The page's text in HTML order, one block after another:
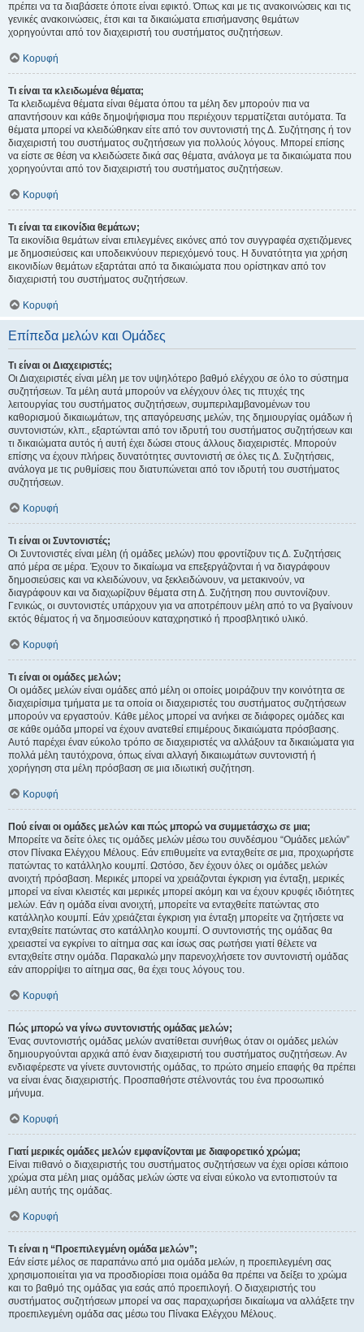
πρέπει να τα διαβάσετε όποτε είναι εφικτό. Όπως και με τις ανακοινώσεις και τις
γενικές ανακοινώσεις, έτσι και τα δικαιώματα επισήμανσης θεμάτων
χορηγούνται από τον διαχειριστή του συστήματος συζητήσεων.
Κορυφή
Τι είναι τα κλειδωμένα θέματα;
Τα κλειδωμένα θέματα είναι θέματα όπου τα μέλη δεν μπορούν πια να
απαντήσουν και κάθε δημοψήφισμα που περιέχουν τερματίζεται αυτόματα. Τα
θέματα μπορεί να κλειδώθηκαν είτε από τον συντονιστή της Δ. Συζήτησης ή τον
διαχειριστή του συστήματος συζητήσεων για πολλούς λόγους. Μπορεί επίσης
να είστε σε θέση να κλειδώσετε δικά σας θέματα, ανάλογα με τα δικαιώματα που
χορηγούνται από τον διαχειριστή του συστήματος συζητήσεων.
Κορυφή
Τι είναι τα εικονίδια θεμάτων;
Τα εικονίδια θεμάτων είναι επιλεγμένες εικόνες από τον συγγραφέα σχετιζόμενες
με δημοσιεύσεις και υποδεικνύουν περιεχόμενό τους. Η δυνατότητα για χρήση
εικονιδίων θεμάτων εξαρτάται από τα δικαιώματα που ορίστηκαν από τον
διαχειριστή του συστήματος συζητήσεων.
Κορυφή
Επίπεδα μελών και Ομάδες
Τι είναι οι Διαχειριστές;
Οι Διαχειριστές είναι μέλη με τον υψηλότερο βαθμό ελέγχου σε όλο το σύστημα
συζητήσεων. Τα μέλη αυτά μπορούν να ελέγχουν όλες τις πτυχές της
λειτουργίας του συστήματος συζητήσεων, συμπεριλαμβανομένων του
καθορισμού δικαιωμάτων, της απαγόρευσης μελών, της δημιουργίας ομάδων ή
συντονιστών, κλπ., εξαρτώνται από τον ιδρυτή του συστήματος συζητήσεων και
τι δικαιώματα αυτός ή αυτή έχει δώσει στους άλλους διαχειριστές. Μπορούν
επίσης να έχουν πλήρεις δυνατότητες συντονιστή σε όλες τις Δ. Συζητήσεις,
ανάλογα με τις ρυθμίσεις που διατυπώνεται από τον ιδρυτή του συστήματος
συζητήσεων.
Κορυφή
Τι είναι οι Συντονιστές;
Οι Συντονιστές είναι μέλη (ή ομάδες μελών) που φροντίζουν τις Δ. Συζητήσεις
από μέρα σε μέρα. Έχουν το δικαίωμα να επεξεργάζονται ή να διαγράφουν
δημοσιεύσεις και να κλειδώνουν, να ξεκλειδώνουν, να μετακινούν, να
διαγράφουν και να διαχωρίζουν θέματα στη Δ. Συζήτηση που συντονίζουν.
Γενικώς, οι συντονιστές υπάρχουν για να αποτρέπουν μέλη από το να βγαίνουν
εκτός θέματος ή να δημοσιεύουν καταχρηστικό ή προσβλητικό υλικό.
Κορυφή
Τι είναι οι ομάδες μελών;
Οι ομάδες μελών είναι ομάδες από μέλη οι οποίες μοιράζουν την κοινότητα σε
διαχειρίσιμα τμήματα με τα οποία οι διαχειριστές του συστήματος συζητήσεων
μπορούν να εργαστούν. Κάθε μέλος μπορεί να ανήκει σε διάφορες ομάδες και
σε κάθε ομάδα μπορεί να έχουν ανατεθεί επιμέρους δικαιώματα πρόσβασης.
Αυτό παρέχει έναν εύκολο τρόπο σε διαχειριστές να αλλάξουν τα δικαιώματα για
πολλά μέλη ταυτόχρονα, όπως είναι αλλαγή δικαιωμάτων συντονιστή ή
χορήγηση στα μέλη πρόσβαση σε μια ιδιωτική συζήτηση.
Κορυφή
Πού είναι οι ομάδες μελών και πώς μπορώ να συμμετάσχω σε μια;
Μπορείτε να δείτε όλες τις ομάδες μελών μέσω του συνδέσμου “Ομάδες μελών”
στον Πίνακα Ελέγχου Μέλους. Εάν επιθυμείτε να ενταχθείτε σε μια, προχωρήστε
πατώντας το κατάλληλο κουμπί. Ωστόσο, δεν έχουν όλες οι ομάδες μελών
ανοιχτή πρόσβαση. Μερικές μπορεί να χρειάζονται έγκριση για ένταξη, μερικές
μπορεί να είναι κλειστές και μερικές μπορεί ακόμη και να έχουν κρυφές ιδιότητες
μελών. Εάν η ομάδα είναι ανοιχτή, μπορείτε να ενταχθείτε πατώντας στο
κατάλληλο κουμπί. Εάν χρειάζεται έγκριση για ένταξη μπορείτε να ζητήσετε να
ενταχθείτε πατώντας στο κατάλληλο κουμπί. Ο συντονιστής της ομάδας θα
χρειαστεί να εγκρίνει το αίτημα σας και ίσως σας ρωτήσει γιατί θέλετε να
ενταχθείτε στην ομάδα. Παρακαλώ μην παρενοχλήσετε τον συντονιστή ομάδας
εάν απορρίψει το αίτημα σας, θα έχει τους λόγους του.
Κορυφή
Πώς μπορώ να γίνω συντονιστής ομάδας μελών;
Ένας συντονιστής ομάδας μελών ανατίθεται συνήθως όταν οι ομάδες μελών
δημιουργούνται αρχικά από έναν διαχειριστή του συστήματος συζητήσεων. Αν
ενδιαφέρεστε να γίνετε συντονιστής ομάδας, το πρώτο σημείο επαφής θα πρέπει
να είναι ένας διαχειριστής. Προσπαθήστε στέλνοντάς του ένα προσωπικό
μήνυμα.
Κορυφή
Γιατί μερικές ομάδες μελών εμφανίζονται με διαφορετικό χρώμα;
Είναι πιθανό ο διαχειριστής του συστήματος συζητήσεων να έχει ορίσει κάποιο
χρώμα στα μέλη μιας ομάδας μελών ώστε να είναι εύκολο να εντοπιστούν τα
μέλη αυτής της ομάδας.
Κορυφή
Τι είναι η “Προεπιλεγμένη ομάδα μελών”;
Εάν είστε μέλος σε παραπάνω από μια ομάδα μελών, η προεπιλεγμένη σας
χρησιμοποιείται για να προσδιορίσει ποια ομάδα θα πρέπει να δείξει το χρώμα
και το βαθμό της ομάδας για εσάς από προεπιλογή. Ο διαχειριστής του
συστήματος συζητήσεων μπορεί να σας παραχωρήσει δικαίωμα να αλλάξετε την
προεπιλεγμένη ομάδα σας μέσω του Πίνακα Ελέγχου Μέλους.